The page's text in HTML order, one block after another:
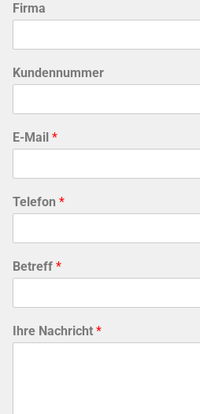
Firma
Kundennummer
E-Mail *
Telefon *
Betreff *
Ihre Nachricht *